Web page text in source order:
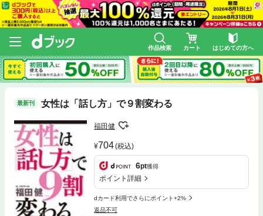
作品検索 カート はじめての方へ
最新刊 女性は「話し方」で９割変わる
福田健
704(税込)
6pt獲得
ポイント詳細
dカード利用でさらにポイント+2%
返品不可